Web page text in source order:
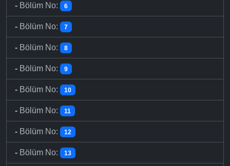
- Bölüm No: 6
- Bölüm No: 7
- Bölüm No: 8
- Bölüm No: 9
- Bölüm No: 10
- Bölüm No: 11
- Bölüm No: 12
- Bölüm No: 13